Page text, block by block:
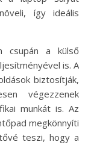
így ideális
csupán a külső
is. A
biztosítják,
végezzenek
munkát is. Az
megkönnyíti
teszi, hogy a